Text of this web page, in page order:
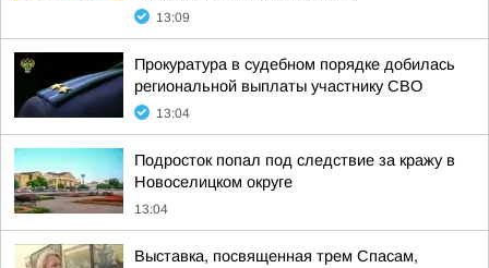
13:09
Прокуратура в судебном порядке добилась
региональной выплаты участнику СВО
13:04
Подросток попал под следствие за кражу в
Новоселицком округе
13:04
Выставка, посвященная трем Спасам,